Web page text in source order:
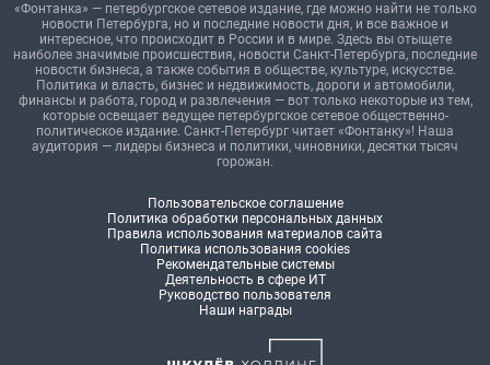
«Фонтанка» — петербургское сетевое издание, где можно найти не только
новости Петербурга, но и последние новости дня, и все важное и
интересное, что происходит в России и в мире. Здесь вы отыщете
наиболее значимые происшествия, новости Санкт-Петербурга, последние
новости бизнеса, а также события в обществе, культуре, искусстве.
Политика и власть, бизнес и недвижимость, дороги и автомобили,
финансы и работа, город и развлечения — вот только некоторые из тем,
которые освещает ведущее петербургское сетевое общественно-
политическое издание. Санкт-Петербург читает «Фонтанку»! Наша
аудитория — лидеры бизнеса и политики, чиновники, десятки тысяч
горожан.
Пользовательское соглашение
Политика обработки персональных данных
Правила использования материалов сайта
Политика использования cookies
Рекомендательные системы
Деятельность в сфере ИТ
Руководство пользователя
Наши награды